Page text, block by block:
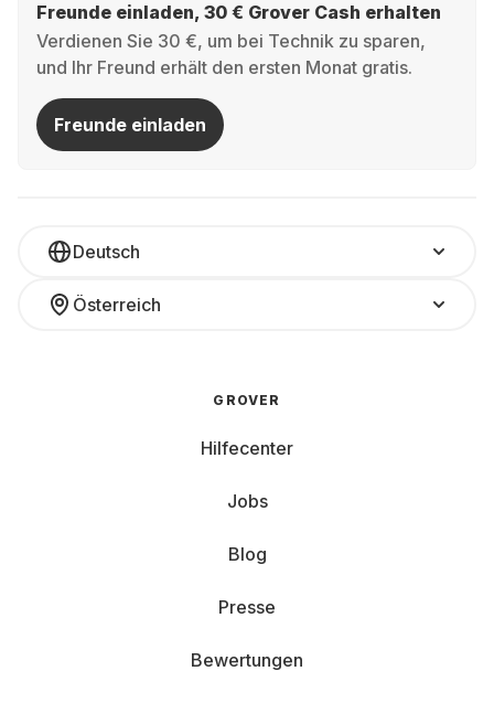
Freunde einladen, 30 € Grover Cash erhalten
Verdienen Sie 30 €, um bei Technik zu sparen,
und Ihr Freund erhält den ersten Monat gratis.
Freunde einladen
Deutsch
Österreich
GROVER
Hilfecenter
Jobs
Blog
Presse
Bewertungen